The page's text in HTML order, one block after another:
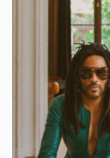
КАТЕГОРИИ
Wine&Dine
Подкасти
Dialogue
Изкуство